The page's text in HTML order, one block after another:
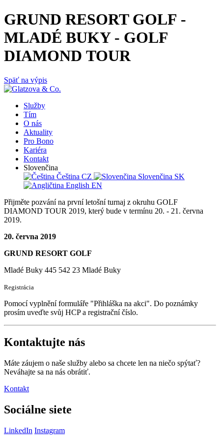
GRUND RESORT GOLF -
MLADÉ BUKY - GOLF
DIAMOND TOUR
Späť na výpis
Služby
Tím
O nás
Aktuality
Pro Bono
Kariéra
Kontakt
Slovenčina
Čeština CZ Slovenčina SK
English EN
Přijměte pozvání na první letošní turnaj z okruhu GOLF
DIAMOND TOUR 2019, který bude v termínu 20. - 21. června
2019.
20. června 2019
GRUND RESORT GOLF
Mladé Buky 445 542 23 Mladé Buky
Registrácia
Pomocí vyplnění formuláře "Přihláška na akci". Do poznámky
prosím uveďte svůj HCP a registrační číslo.
Kontaktujte nás
Máte záujem o naše služby alebo sa chcete len na niečo spýtať?
Neváhajte sa na nás obrátiť.
Kontakt
Sociálne siete
LinkedIn Instagram